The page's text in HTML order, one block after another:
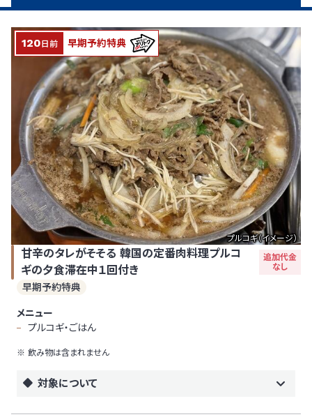
甘辛のタレがそそる 韓国の定番肉料理プルコ
ギの夕食滞在中１回付き
追加代金
なし
早期予約特典
メニュー
プルコギ・ごはん
飲み物は含まれません
対象について
プルコギ（イメージ）
120 日前 早期予約特典